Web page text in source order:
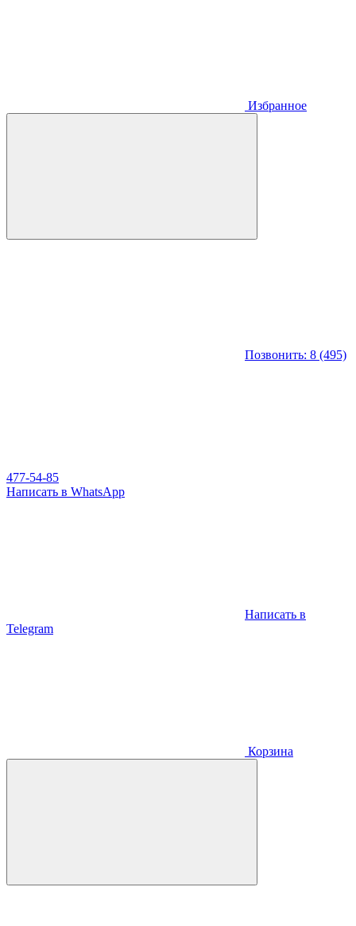
Избранное
Позвонить: 8 (495)
477-54-85
Написать в WhatsApp
Написать в
Telegram
Корзина